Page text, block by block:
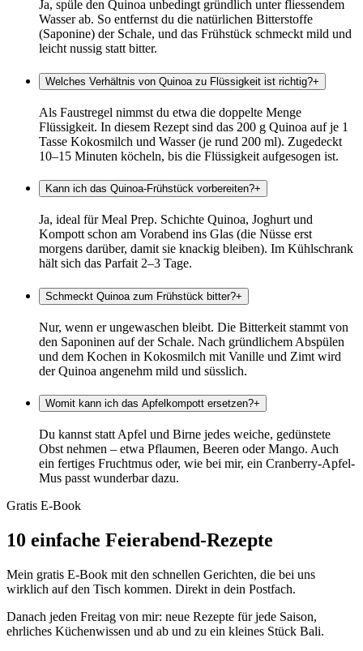
Ja, spüle den Quinoa unbedingt gründlich unter fliessendem
Wasser ab. So entfernst du die natürlichen Bitterstoffe
(Saponine) der Schale, und das Frühstück schmeckt mild und
leicht nussig statt bitter.
Welches Verhältnis von Quinoa zu Flüssigkeit ist richtig?+
Als Faustregel nimmst du etwa die doppelte Menge
Flüssigkeit. In diesem Rezept sind das 200 g Quinoa auf je 1
Tasse Kokosmilch und Wasser (je rund 200 ml). Zugedeckt
10–15 Minuten köcheln, bis die Flüssigkeit aufgesogen ist.
Kann ich das Quinoa-Frühstück vorbereiten?+
Ja, ideal für Meal Prep. Schichte Quinoa, Joghurt und
Kompott schon am Vorabend ins Glas (die Nüsse erst
morgens darüber, damit sie knackig bleiben). Im Kühlschrank
hält sich das Parfait 2–3 Tage.
Schmeckt Quinoa zum Frühstück bitter?+
Nur, wenn er ungewaschen bleibt. Die Bitterkeit stammt von
den Saponinen auf der Schale. Nach gründlichem Abspülen
und dem Kochen in Kokosmilch mit Vanille und Zimt wird
der Quinoa angenehm mild und süsslich.
Womit kann ich das Apfelkompott ersetzen?+
Du kannst statt Apfel und Birne jedes weiche, gedünstete
Obst nehmen – etwa Pflaumen, Beeren oder Mango. Auch
ein fertiges Fruchtmus oder, wie bei mir, ein Cranberry-Apfel-
Mus passt wunderbar dazu.
Gratis E-Book
10 einfache Feierabend-Rezepte
Mein gratis E-Book mit den schnellen Gerichten, die bei uns
wirklich auf den Tisch kommen. Direkt in dein Postfach.
Danach jeden Freitag von mir: neue Rezepte für jede Saison,
ehrliches Küchenwissen und ab und zu ein kleines Stück Bali.